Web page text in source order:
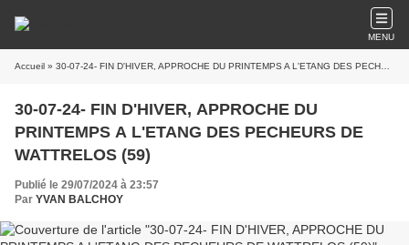
MENU
Accueil » 30-07-24- FIN D'HIVER, APPROCHE DU PRINTEMPS A L'ETANG DES PECHEURS DE WATTRELOS (59)
30-07-24- FIN D'HIVER, APPROCHE DU
PRINTEMPS A L'ETANG DES PECHEURS DE
WATTRELOS (59)
Publié le 29/07/2024 à 23:57
Par YVAN BALCHOY